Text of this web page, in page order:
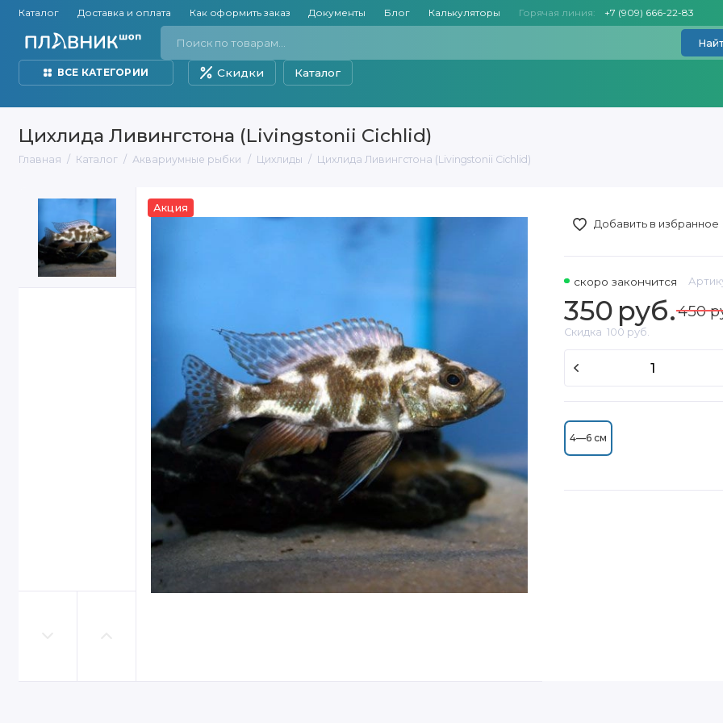
Каталог Доставка и оплата Как оформить заказ Документы Блог Калькуляторы Горячая линия: +7 (909) 666-22-83
ВСЕ КАТЕГОРИИ Скидки Каталог
Цихлида Ливингстона (Livingstonii Cichlid)
Главная Каталог Аквариумные рыбки Цихлиды Цихлида Ливингстона (Livingstonii Cichlid)
Акция
Добавить в избранное
скоро закончится
350 руб.450
Скидка 100 руб.
4—6 см